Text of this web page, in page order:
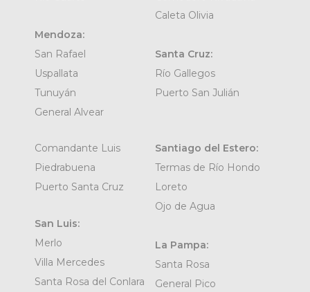
Mendoza:
San Rafael
Uspallata
Tunuyán
General Alvear
Caleta Olivia
Santa Cruz:
Río Gallegos
Puerto San Julián
Comandante Luis
Piedrabuena
Puerto Santa Cruz
San Luis:
Merlo
Villa Mercedes
Santa Rosa del Conlara
Santiago del Estero:
Termas de Río Hondo
Loreto
Ojo de Agua
La Pampa:
Santa Rosa
General Pico